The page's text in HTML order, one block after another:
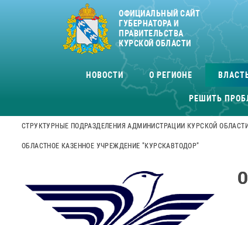
ОФИЦИАЛЬНЫЙ САЙТ
ГУБЕРНАТОРА И
ПРАВИТЕЛЬСТВА
КУРСКОЙ ОБЛАСТИ
НОВОСТИ О РЕГИОНЕ
РЕШИТЬ
СТРУКТУРНЫЕ ПОДРАЗДЕЛЕНИЯ АДМИНИСТРАЦИИ КУРСКОЙ ОБЛАСТИ
ОБЛАСТНОЕ КАЗЕННОЕ УЧРЕЖДЕНИЕ "КУРСКАВТОДОР"